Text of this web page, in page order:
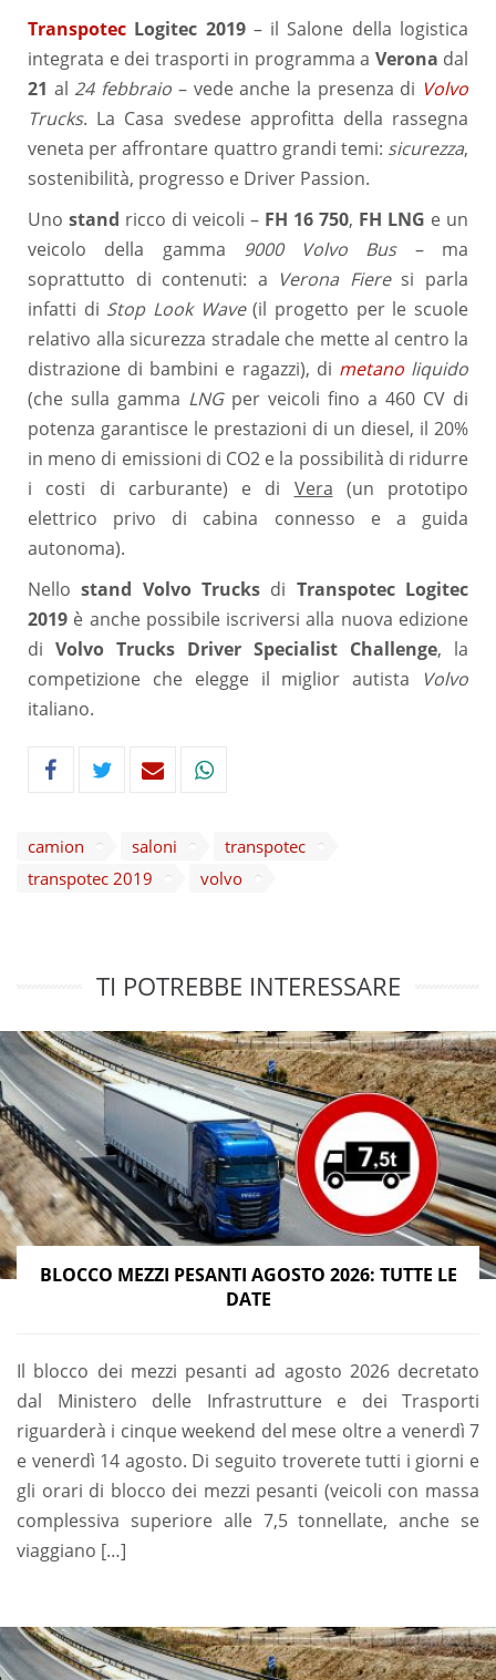
Transpotec Logitec 2019– il Salone della logistica
integrata e dei trasporti in programma a Verona dal
21 al 24 febbraio – vede anche la presenza di Volvo
Trucks. La Casa svedese approfitta della rassegna
veneta per affrontare quattro grandi temi: sicurezza,
sostenibilità, progresso e Driver Passion.
Uno stand ricco di veicoli – FH 16 750, FH LNG e un
veicolo della gamma 9000 Volvo Bus– ma
soprattutto di contenuti: a Verona Fieresi parla
infatti di Stop Look Wave(il progetto per le scuole
relativo alla sicurezza stradale che mette al centro la
distrazione di bambini e ragazzi), di metanoliquido
(che sulla gamma LNGper veicoli fino a 460 CV di
potenza garantisce le prestazioni di un diesel, il 20%
in meno di emissioni di CO2 e la possibilità di ridurre
i costi di carburante) e di Vera (un prototipo
elettrico privo di cabina connesso e a guida
autonoma).
Nellostand Volvo Trucks di Transpotec Logitec
2019 è anche possibile iscriversi alla nuova edizione
di Volvo Trucks Driver Specialist Challenge, la
competizione che elegge il miglior autista
Volvo
italiano.
camion saloni
transpotec
transpotec 2019
volvo
TI POTREBBE INTERESSARE
BLOCCO MEZZI PESANTI AGOSTO 2026: TUTTE LE
DATE
Il blocco dei mezzi pesanti ad agosto 2026 decretato
dal Ministero delle Infrastrutture e dei Trasporti
riguarderà i cinque weekend del mese oltre a venerdì 7
e venerdì 14 agosto. Di seguito troverete tutti i giorni e
gli orari di blocco dei mezzi pesanti (veicoli con massa
complessiva superiore alle 7,5 tonnellate, anche se
viaggiano […]